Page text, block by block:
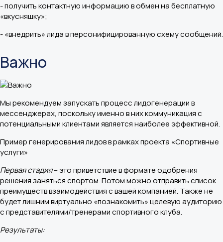
- получить контактную информацию в обмен на бесплатную
«вкусняшку»;
- «внедрить» лида в персонифицированную схему сообщений.
Важно
Мы рекомендуем запускать процесс лидогенерации в
мессенджерах, поскольку именно в них коммуникация с
потенциальными клиентами является наиболее эффективной.
Пример генерирования лидов в рамках проекта «Спортивные
услуги»
Первая стадия– это приветствие в формате одобрения
решения заняться спортом. Потом можно отправить список
преимуществ взаимодействия с вашей компанией. Также не
будет лишним виртуально «познакомить» целевую аудиторию
с представителями/тренерами спортивного клуба.
Результаты: